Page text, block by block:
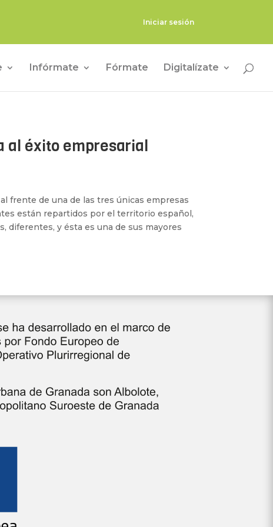
Iniciar sesión
Infórmate Fórmate Digitalízate
al éxito empresarial
frente de una de las tres únicas empresas
están repartidos por el territorio español,
diferentes, y ésta es una de sus mayores